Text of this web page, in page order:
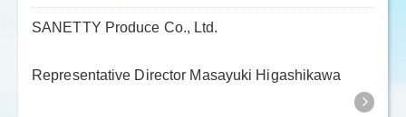
SANETTY Produce Co., Ltd.
Representative Director Masayuki Higashikawa